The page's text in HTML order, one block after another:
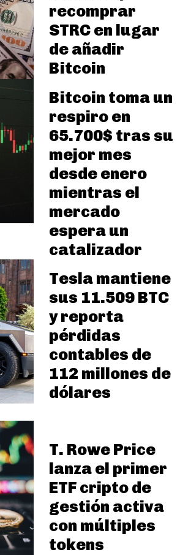
recomprar
STRC en lugar
de añadir
Bitcoin
Bitcoin toma un
respiro en
65.700$ tras su
mejor mes
desde enero
mientras el
mercado
espera un
catalizador
Tesla mantiene
sus 11.509 BTC
y reporta
pérdidas
contables de
112 millones de
dólares
T. Rowe Price
lanza el primer
ETF cripto de
gestión activa
con múltiples
tokens